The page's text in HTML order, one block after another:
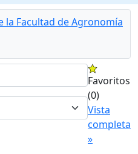
la Facultad de Agronomía
Favoritos
(0)
Vista
completa
»